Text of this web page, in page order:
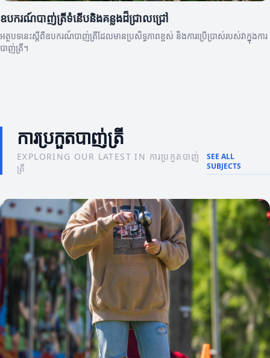
ឧបករណ៍បាញ់ត្រីទំនើបនិងគន្លងដ៏ជ្រាលជ្រៅ
អត្ថបទនេះស្ដីពីឧបករណ៍បាញ់ត្រីដែលមានប្រសិទ្ធភាពខ្ពស់ និងការប្រើប្រាស់របស់វាក្នុងការ
បាញ់ត្រី។
ការប្រកួតបាញ់ត្រី
EXPLORING OUR LATEST IN ការប្រកួតបាញ់
ត្រី
SEE ALL
SUBJECTS